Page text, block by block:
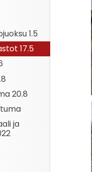
1.5
17.5
20.8
ja